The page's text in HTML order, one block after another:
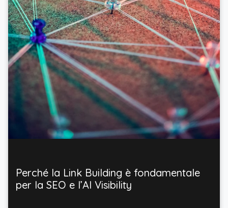
Perché la Link Building è fondamentale
per la SEO e l’AI Visibility